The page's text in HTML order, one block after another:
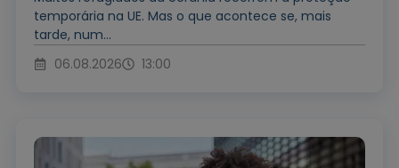
temporária na UE. Mas o que acontece se, mais
tarde, num...
06.08.2026
13:00